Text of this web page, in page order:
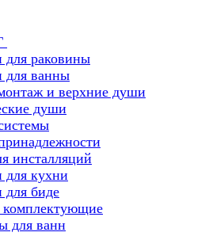
для раковины
для ванны
и верхние души
души
инсталляций
для кухни
для биде
для ванн